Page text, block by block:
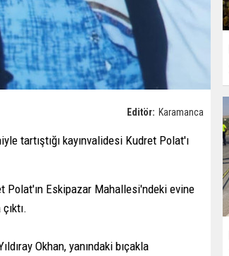
Editör: Karamanca
tartıştığı kayınvalidesi Kudret Polat'ı
Polat'ın Eskipazar Mahallesi'ndeki evine
Okhan, yanındaki bıçakla